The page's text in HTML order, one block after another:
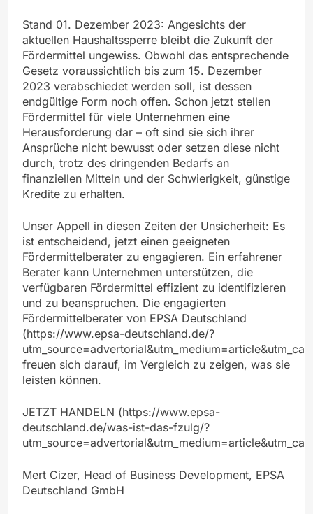
Stand 01. Dezember 2023: Angesichts der
aktuellen Haushaltssperre bleibt die Zukunft der
Fördermittel ungewiss. Obwohl das entsprechende
Gesetz voraussichtlich bis zum 15. Dezember
2023 verabschiedet werden soll, ist dessen
endgültige Form noch offen. Schon jetzt stellen
Fördermittel für viele Unternehmen eine
Herausforderung dar – oft sind sie sich ihrer
Ansprüche nicht bewusst oder setzen diese nicht
durch, trotz des dringenden Bedarfs an
finanziellen Mitteln und der Schwierigkeit, günstige
Kredite zu erhalten.
Unser Appell in diesen Zeiten der Unsicherheit: Es
ist entscheidend, jetzt einen geeigneten
Fördermittelberater zu engagieren. Ein erfahrener
Berater kann Unternehmen unterstützen, die
verfügbaren Fördermittel effizient zu identifizieren
und zu beanspruchen. Die engagierten
Fördermittelberater von EPSA Deutschland
(https://www.epsa-deutschland.de/?
freuen sich darauf, im Vergleich zu zeigen, was sie
leisten können.
JETZT HANDELN (https://www.epsa-
deutschland.de/was-ist-das-fzulg/?
Mert Cizer, Head of Business Development, EPSA
Deutschland GmbH